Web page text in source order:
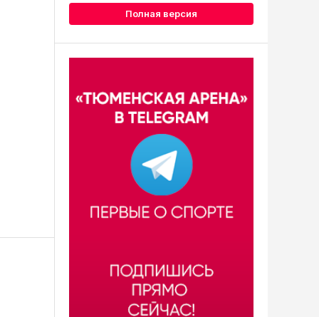
Полная версия